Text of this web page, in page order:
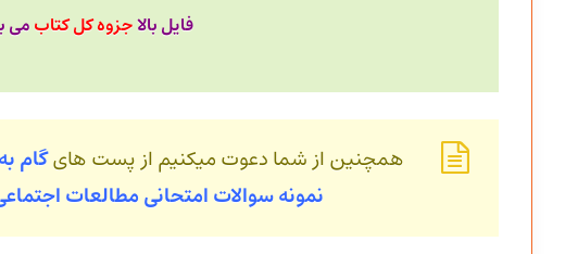
فایل بالاجزوه کل کتابمی
همچنین از شما دعوت میکنیم از پست هایگام به
نمونه سوالات امتحانی مطالعات